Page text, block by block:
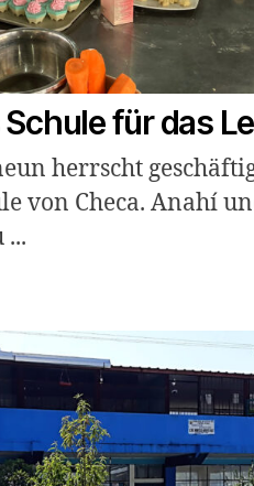
für das
herrscht
von Checa. Anahí